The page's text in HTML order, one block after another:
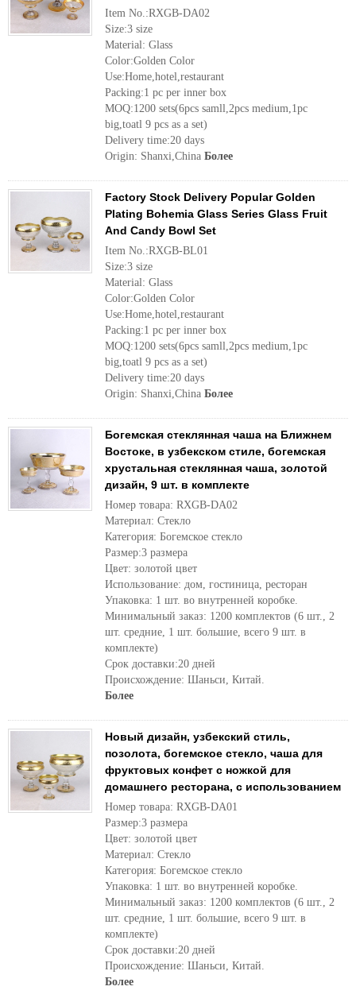
Item No.:RXGB-DA02
Size:3 size
Material: Glass
Color:Golden Color
Use:Home,hotel,restaurant
Packing:1 pc per inner box
MOQ:1200 sets(6pcs samll,2pcs medium,1pc
big,toatl 9 pcs as a set)
Delivery time:20 days
Origin: Shanxi,China Более
Factory Stock Delivery Popular Golden
Plating Bohemia Glass Series Glass Fruit
And Candy Bowl Set
Item No.:RXGB-BL01
Size:3 size
Material: Glass
Color:Golden Color
Use:Home,hotel,restaurant
Packing:1 pc per inner box
MOQ:1200 sets(6pcs samll,2pcs medium,1pc
big,toatl 9 pcs as a set)
Delivery time:20 days
Origin: Shanxi,China Более
Богемская стеклянная чаша на Ближнем
Востоке, в узбекском стиле, богемская
хрустальная стеклянная чаша, золотой
дизайн, 9 шт. в комплекте
Номер товара: RXGB-DA02
Материал: Стекло
Категория: Богемское стекло
Размер:3 размера
Цвет: золотой цвет
Использование: дом, гостиница, ресторан
Упаковка: 1 шт. во внутренней коробке.
Минимальный заказ: 1200 комплектов (6 шт., 2
шт. средние, 1 шт. большие, всего 9 шт. в
комплекте)
Срок доставки:20 дней
Происхождение: Шаньси, Китай.
Более
Новый дизайн, узбекский стиль,
позолота, богемское стекло, чаша для
фруктовых конфет с ножкой для
домашнего ресторана, с использованием
Номер товара: RXGB-DA01
Размер:3 размера
Цвет: золотой цвет
Материал: Стекло
Категория: Богемское стекло
Упаковка: 1 шт. во внутренней коробке.
Минимальный заказ: 1200 комплектов (6 шт., 2
шт. средние, 1 шт. большие, всего 9 шт. в
комплекте)
Срок доставки:20 дней
Происхождение: Шаньси, Китай.
Более